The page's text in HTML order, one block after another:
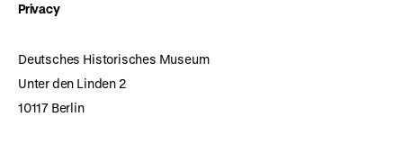
Privacy
Deutsches Historisches Museum
Unter den Linden 2
10117 Berlin